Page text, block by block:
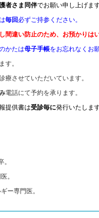
者さま同伴でお願い申し上げます
は毎回 必ずご持参ください。
間違い防止のため、お預かりは
かたは母子手帳をお忘れなくお
す。
療させていただいています。
電話にて予約を承ります。
提供書は受診毎に発行いたします
。
ー専門医。